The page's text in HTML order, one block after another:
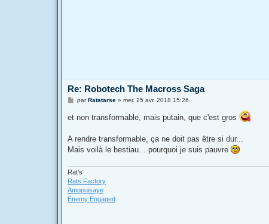
Re: Robotech The Macross Saga
M
s
e
parRatatarse» mer. 25 avr. 2018 15:26
et non transformable, mais putain, que c'est gros
A rendre transformable, ça ne doit pas être si dur...
Mais voilà le bestiau... pourquoi je suis pauvre
Rat's
Rats Factory
Amopuisaye
Enemy Engaged